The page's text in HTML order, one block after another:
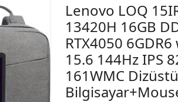
Lenovo LOQ
13420H 16GB
RTX4050
15.6 144Hz IPS
161WMC Dizüstü